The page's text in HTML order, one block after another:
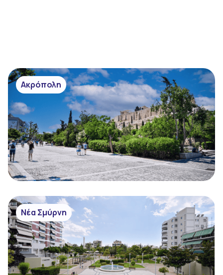
Ακρόπολη
Νέα Σμύρνη